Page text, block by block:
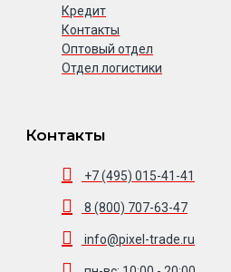
Кредит
Контакты
Оптовый отдел
Отдел логистики
Контакты
+7 (495) 015-41-41
8 (800) 707-63-47
info@pixel-trade.ru